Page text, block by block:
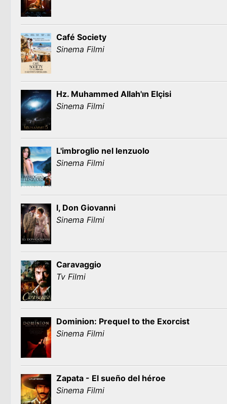
Café Society
Sinema Filmi
Hz. Muhammed Allah'ın Elçisi
Sinema Filmi
L'imbroglio nel lenzuolo
Sinema Filmi
I, Don Giovanni
Sinema Filmi
Caravaggio
Tv Filmi
Dominion: Prequel to the Exorcist
Sinema Filmi
Zapata - El sueño del héroe
Sinema Filmi